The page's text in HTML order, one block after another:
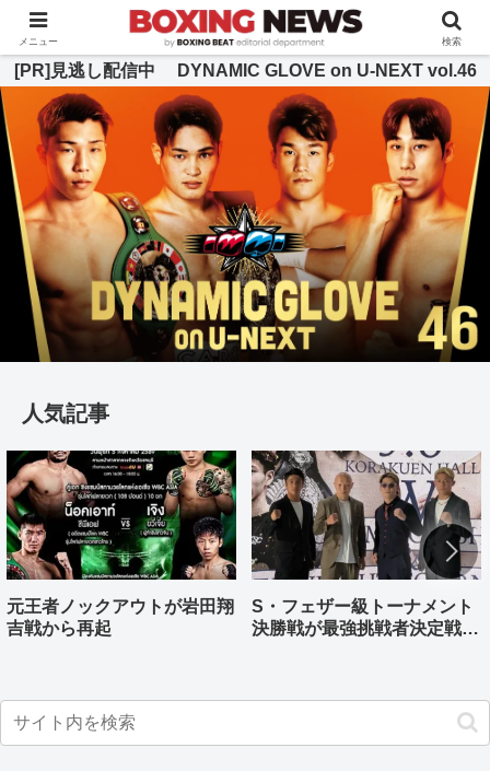
BOXING BEAT [ボクシング・ビート] 公式サイト
[PR]見逃し配信中 DYNAMIC GLOVE on U-NEXT vol.46
人気記事
元王者ノックアウトが岩田翔
吉戦から再起
S・フェザー級トーナメント
決勝戦が最強挑戦者決定戦兼
メニュー 検索